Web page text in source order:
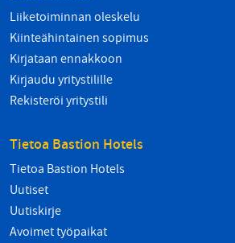
Liiketoiminnan oleskelu
Kiinteähintainen sopimus
Kirjataan ennakkoon
Kirjaudu yritystilille
Rekisteröi yritystili
Tietoa Bastion Hotels
Tietoa Bastion Hotels
Uutiset
Uutiskirje
Avoimet työpaikat